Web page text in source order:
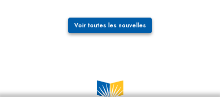
Voir toutes les nouvelles